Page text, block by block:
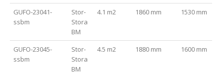
GUFO-23041-
ssbm
Stor-
Stora
BM
4.1 m2 1860 mm 1530 mm
GUFO-23045-
ssbm
Stor-
Stora
BM
4.5 m2 1880 mm 1600 mm